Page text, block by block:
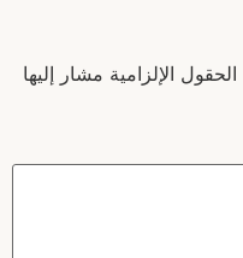
الحقول الإلزامية مشار إليها